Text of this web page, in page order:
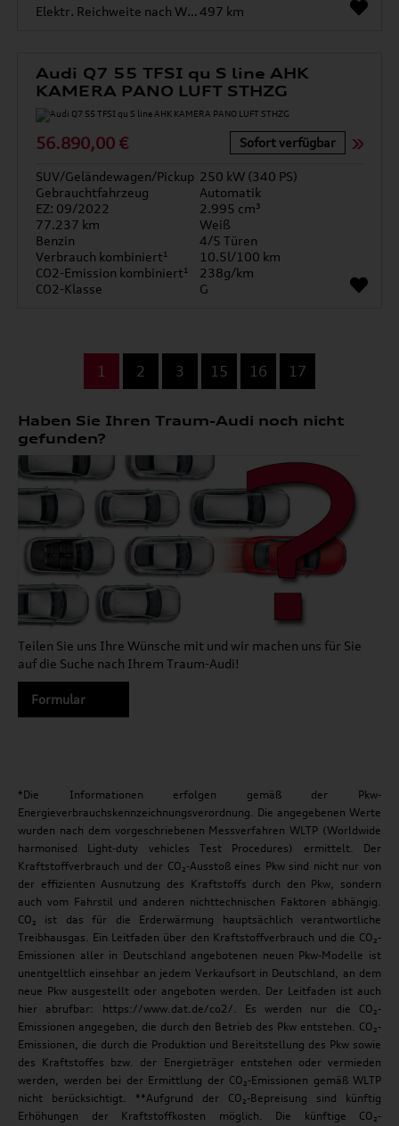
Elektr. Reichweite nach WLTP*497 km
Audi Q7 55 TFSI qu S line AHK
KAMERA PANO LUFT STHZG
56.890,00 € Sofort verfügbar
SUV/Geländewagen/Pickup 250 kW (340 PS)
Gebrauchtfahrzeug
Automatik
EZ: 09/2022
2.995 cm³
77.237 km
Weiß
Benzin
4/5 Türen
Verbrauch kombiniert¹
10.5l/100 km
CO2-Emission kombiniert¹
238g/km
CO2-Klasse
G
1 2 3 15 16 17
Haben Sie Ihren Traum-Audi noch nicht
gefunden?
Teilen Sie uns Ihre Wünsche mit und wir machen uns für Sie
auf die Suche nach Ihrem Traum-Audi!
Formular
*Die Informationen erfolgen gemäß der Pkw-
Energieverbrauchskennzeichnungsverordnung. Die angegebenen Werte
wurden nach dem vorgeschriebenen Messverfahren WLTP (Worldwide
harmonised Light-duty vehicles Test Procedures) ermittelt. Der
Kraftstoffverbrauch und der CO₂-Ausstoß eines Pkw sind nicht nur von
der effizienten Ausnutzung des Kraftstoffs durch den Pkw, sondern
auch vom Fahrstil und anderen nichttechnischen Faktoren abhängig.
CO₂ ist das für die Erderwärmung hauptsächlich verantwortliche
Treibhausgas. Ein Leitfaden über den Kraftstoffverbrauch und die CO₂-
Emissionen aller in Deutschland angebotenen neuen Pkw-Modelle ist
unentgeltlich einsehbar an jedem Verkaufsort in Deutschland, an dem
neue Pkw ausgestellt oder angeboten werden. Der Leitfaden ist auch
hier abrufbar: https://www.dat.de/co2/. Es werden nur die CO₂-
Emissionen angegeben, die durch den Betrieb des Pkw entstehen. CO₂-
Emissionen, die durch die Produktion und Bereitstellung des Pkw sowie
des Kraftstoffes bzw. der Energieträger entstehen oder vermieden
werden, werden bei der Ermittlung der CO₂-Emissionen gemäß WLTP
nicht berücksichtigt. **Aufgrund der CO₂-Bepreisung sind künftig
Erhöhungen der Kraftstoffkosten möglich. Die künftige CO₂-